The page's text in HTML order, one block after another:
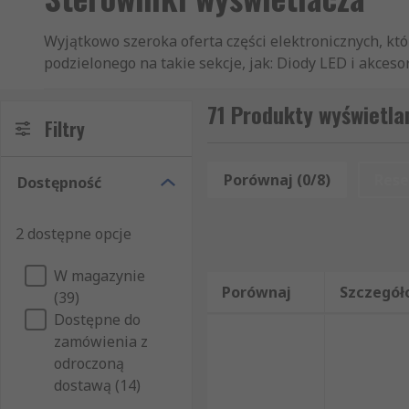
Wyjątkowo szeroka oferta części elektronicznych,
podzielonego na takie sekcje, jak: Diody LED i
Wyświetlacze i monitory przemysłowe.
profesjonalną obsługę klienta. Nasza strona
nazwy, producenta czy dostępności w magazynie.
te artykuły z kategorii Sterowniki wyświetlacza,
bezpośrednio przez RS, które stanowią część
błyskawicznie dostarczyć Państwu zamówiony
Państwo zamówić także inne produkty z grupy
wchodzą m.in. części z działów Wyświetlacze i
sposób błyskawiczny i profesjonalny.
Filtry
Dostępność
2 dostępne opcje
W magazynie
(39)
Dostępne do
zamówienia z
odroczoną
dostawą (14)
71 Produkty
Porównaj (0/8)
Porównaj